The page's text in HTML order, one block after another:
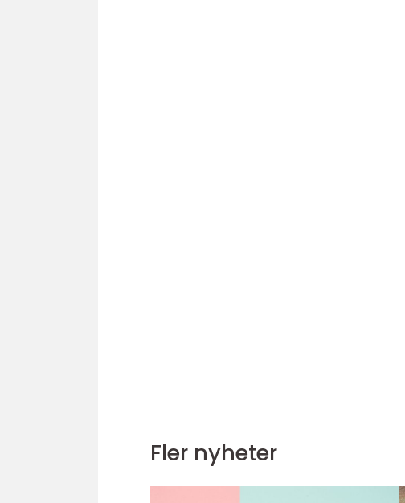
Fler nyheter